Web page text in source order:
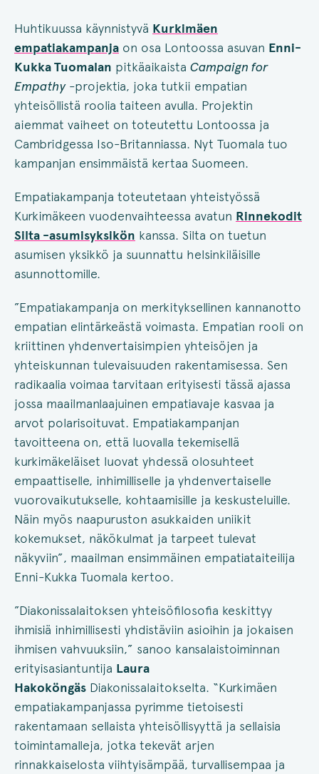
Huhtikuussa käynnistyvä Kurkimäen
empatiakampanja on osa Lontoossa asuvan Enni-
Kukka Tuomalan pitkäaikaista Campaign for
Empathy-projektia, joka tutkii empatian
yhteisöllistä roolia taiteen avulla. Projektin
aiemmat vaiheet on toteutettu Lontoossa ja
Cambridgessa Iso-Britanniassa. Nyt Tuomala tuo
kampanjan ensimmäistä kertaa Suomeen.
Empatiakampanja toteutetaan yhteistyössä
Kurkimäkeen vuodenvaihteessa avatun Rinnekodit
Silta -asumisyksikön kanssa. Silta on tuetun
asumisen yksikkö ja suunnattu helsinkiläisille
asunnottomille.
”Empatiakampanja on merkityksellinen kannanotto
empatian elintärkeästä voimasta. Empatian rooli on
kriittinen yhdenvertaisimpien yhteisöjen ja
yhteiskunnan tulevaisuuden rakentamisessa. Sen
radikaalia voimaa tarvitaan erityisesti tässä ajassa
jossa maailmanlaajuinen empatiavaje kasvaa ja
arvot polarisoituvat. Empatiakampanjan
tavoitteena on, että luovalla tekemisellä
kurkimäkeläiset luovat yhdessä olosuhteet
empaattiselle, inhimilliselle ja yhdenvertaiselle
vuorovaikutukselle, kohtaamisille ja keskusteluille.
Näin myös naapuruston asukkaiden uniikit
kokemukset, näkökulmat ja tarpeet tulevat
näkyviin”, maailman ensimmäinen empatiataiteilija
Enni-Kukka Tuomala kertoo.
”Diakonissalaitoksen yhteisöfilosofia keskittyy
ihmisiä inhimillisesti yhdistäviin asioihin ja jokaisen
ihmisen vahvuuksiin,” sanoo kansalaistoiminnan
erityisasiantuntija Laura
Hakoköngäs Diakonissalaitokselta. “Kurkimäen
empatiakampanjassa pyrimme tietoisesti
rakentamaan sellaista yhteisöllisyyttä ja sellaisia
toimintamalleja, jotka tekevät arjen
rinnakkaiselosta viihtyisämpää, turvallisempaa ja